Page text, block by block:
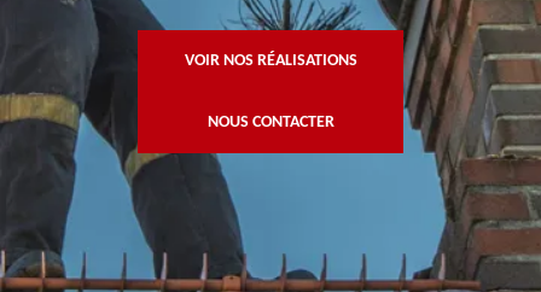
VOIR NOS RÉALISATIONS
NOUS CONTACTER